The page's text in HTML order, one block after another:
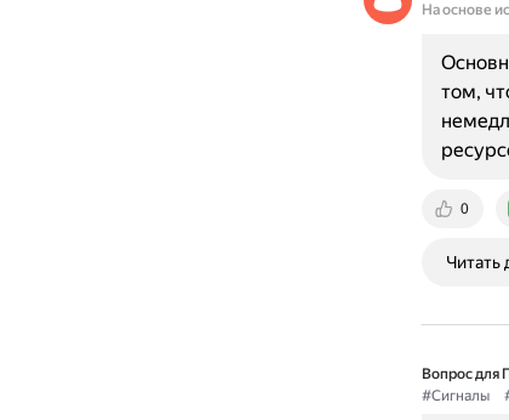
На основе
0
том,
Читать
Вопрос для
#Сигналы